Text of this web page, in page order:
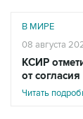
В МИРЕ
08 августа
КСИР
от
Читать